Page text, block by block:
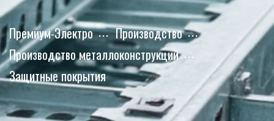
Премиум-Электро
Производство
Производство металлоконструкций
Защитные покрытия